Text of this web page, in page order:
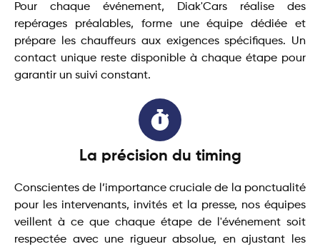
Pour chaque événement, Diak'Cars réalise des
repérages préalables, forme une équipe dédiée et
prépare les chauffeurs aux exigences spécifiques. Un
contact unique reste disponible à chaque étape pour
garantir un suivi constant.
La précision du timing
Conscientes de l’importance cruciale de la ponctualité
pour les intervenants, invités et la presse, nos équipes
veillent à ce que chaque étape de l'événement soit
respectée avec une rigueur absolue, en ajustant les